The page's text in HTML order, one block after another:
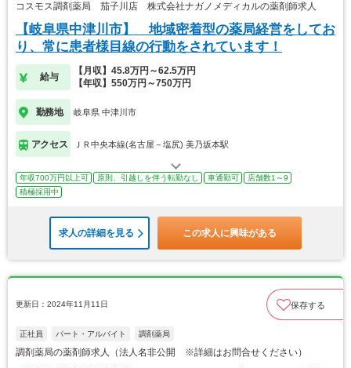
コスモス調剤薬局 茄子川店 株式会社ナガノメディカルの薬剤師求人
【岐阜県中津川市】 地域密着型の薬局経営をしてお
り、常に患者様目線の行動をされています！
給与
【月収】45.8万円～62.5万円
【年収】550万円～750万円
勤務地 岐阜県 中津川市
アクセス ＪＲ中央本線(名古屋－塩尻) 美乃坂本駅
年収700万円以上可 原則、引越しを伴う転勤なし 車通勤可
店舗数1～9
積極採用中
求人の詳細を見る この求人に興味がある
更新日：2024年11月11日 保存する
正社員 パート・アルバイト 調剤薬局
調剤薬局の薬剤師求人（法人名非公開 ※詳細はお問合せください）